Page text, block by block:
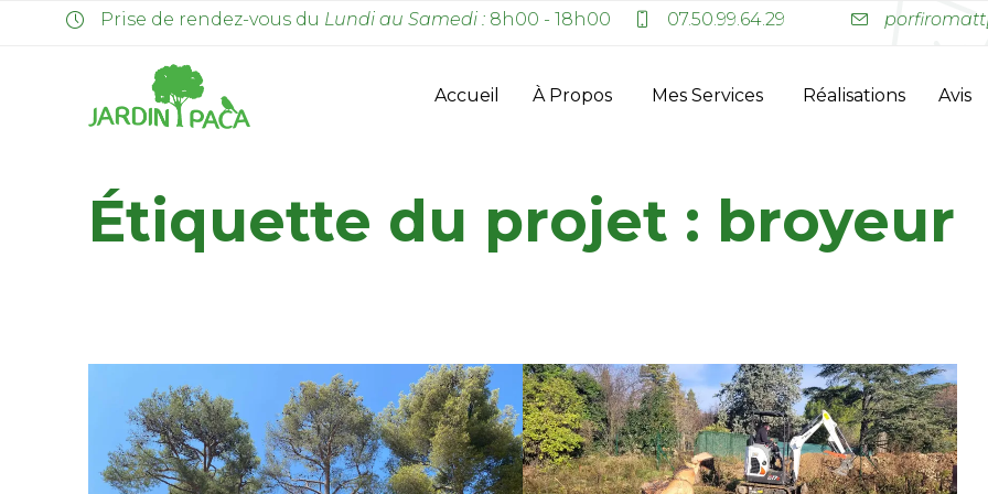
Prise de rendez-vous du Lundi au Samedi : 8h00 - 18h00 07.50.99.64.29
Accueil À Propos Mes Services Réalisations Avis
Étiquette du projet : broyeur